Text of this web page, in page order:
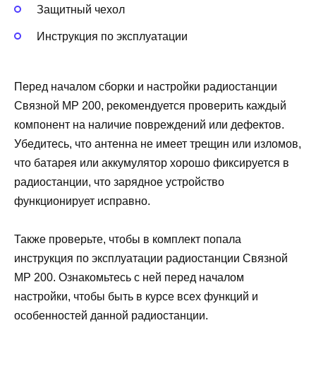
Защитный чехол
Инструкция по эксплуатации
Перед началом сборки и настройки радиостанции
Связной МР 200, рекомендуется проверить каждый
компонент на наличие повреждений или дефектов.
Убедитесь, что антенна не имеет трещин или изломов,
что батарея или аккумулятор хорошо фиксируется в
радиостанции, что зарядное устройство
функционирует исправно.
Также проверьте, чтобы в комплект попала
инструкция по эксплуатации радиостанции Связной
МР 200. Ознакомьтесь с ней перед началом
настройки, чтобы быть в курсе всех функций и
особенностей данной радиостанции.